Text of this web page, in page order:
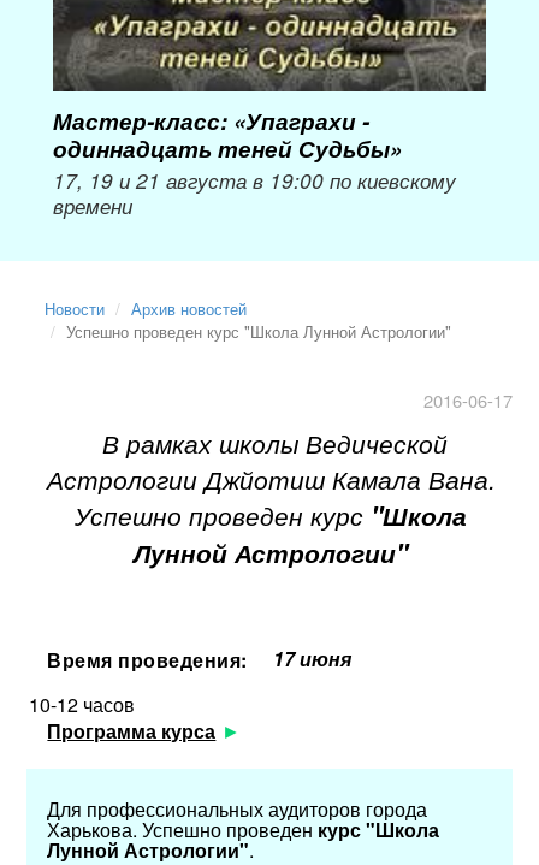
Мастер-класс: «Упаграхи -
одиннадцать теней Судьбы»
17, 19 и 21 августа в 19:00 по киевскому
времени
Новости
Архив новостей
Успешно проведен курс "Школа Лунной Астрологии"
2016-06-17
В рамках школы Ведической
Астрологии Джйотиш Камала Вана.
Успешно проведен курс "Школа
Лунной Астрологии"
Время проведения:
17 июня
10-12 часов
Программа курса
Для профессиональных аудиторов города
Харькова. Успешно проведен курс "Школа
Лунной Астрологии".